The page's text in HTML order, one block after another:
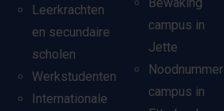
Leerkrachten
en secundaire
scholen
Werkstudenten
Internationale
campus in
Jette
Noodnummer
campus in